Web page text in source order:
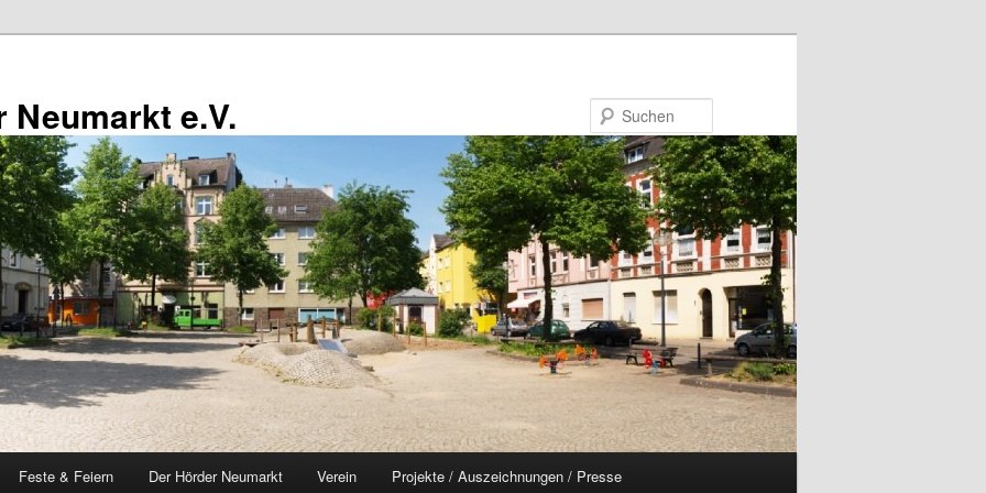
Neumarkt e.V.
Feste & Feiern Der Hörder Neumarkt Verein Projekte / Auszeichnungen / Presse